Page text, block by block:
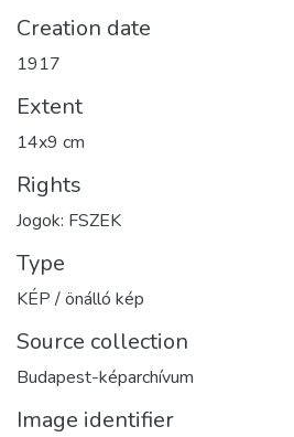
Creation date
1917
Extent
14x9 cm
Rights
Jogok: FSZEK
Type
KÉP / önálló kép
Source collection
Budapest-képarchívum
Image identifier